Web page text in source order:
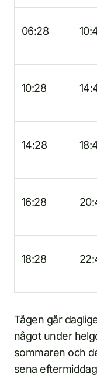
06:28
10:28
14:28
16:28
18:28
Tågen går
något under
sommaren och
sena